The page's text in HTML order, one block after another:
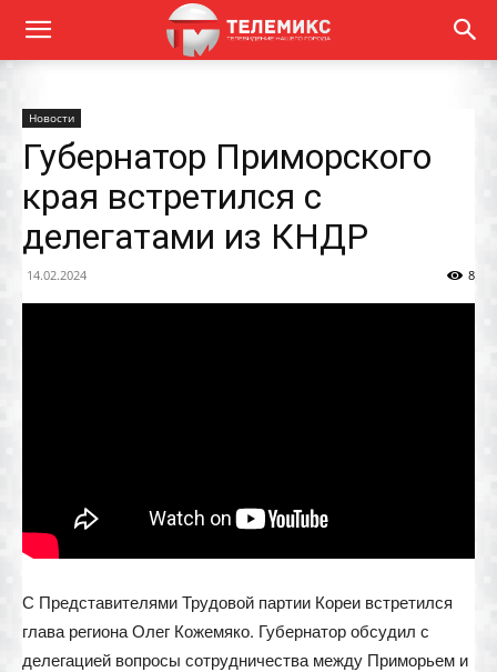
Новости
Губернатор Приморского
края встретился с
делегатами из КНДР
14.02.2024 8
С Представителями Трудовой партии Кореи встретился
глава региона Олег Кожемяко. Губернатор обсудил с
делегацией вопросы сотрудничества между Приморьем и